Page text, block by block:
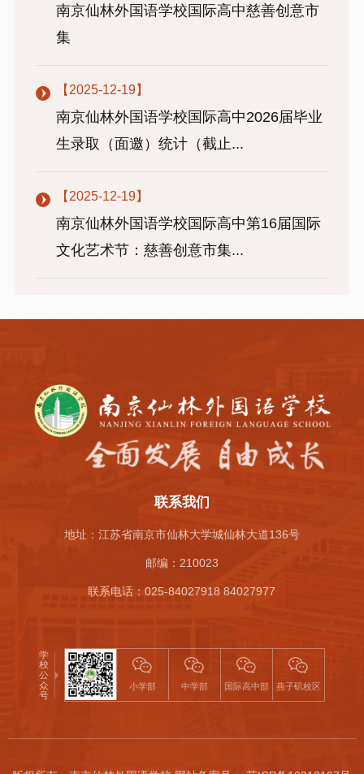
南京仙林外国语学校国际高中慈善创意市
集
【2025-12-19】
南京仙林外国语学校国际高中2026届毕业
生录取（面邀）统计（截止...
【2025-12-19】
南京仙林外国语学校国际高中第16届国际
文化艺术节：慈善创意市集...
联系我们
地址：江苏省南京市仙林大学城仙林大道136号
邮编：210023
联系电话：025-84027918 84027977